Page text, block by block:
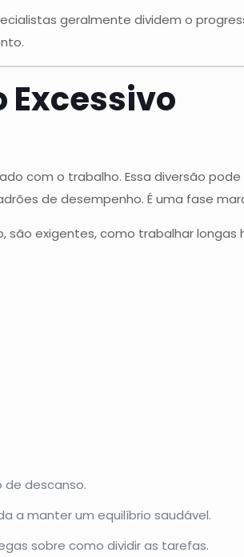
geralmente dividem o
Excessivo
com o trabalho. Essa diversão
de desempenho. É uma fase
exigentes, como trabalhar longas
descanso.
a manter um equilíbrio saudável.
sobre como dividir as tarefas.